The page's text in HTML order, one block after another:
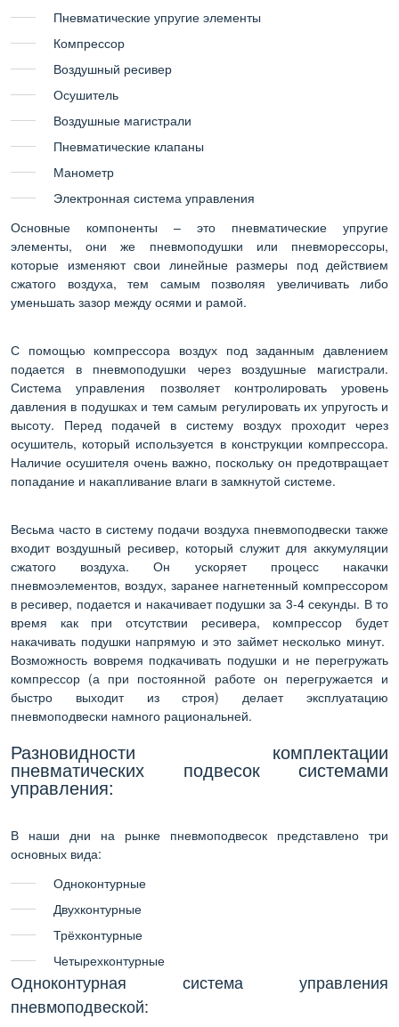
Пневматические упругие элементы
Компрессор
Воздушный ресивер
Осушитель
Воздушные магистрали
Пневматические клапаны
Манометр
Электронная система управления
Основные компоненты – это пневматические упругие
элементы, они же пневмоподушки или пневморессоры,
которые изменяют свои линейные размеры под действием
сжатого воздуха, тем самым позволяя увеличивать либо
уменьшать зазор между осями и рамой.
С помощью компрессора воздух под заданным давлением
подается в пневмоподушки через воздушные магистрали.
Система управления позволяет контролировать уровень
давления в подушках и тем самым регулировать их упругость и
высоту. Перед подачей в систему воздух проходит через
осушитель, который используется в конструкции компрессора.
Наличие осушителя очень важно, поскольку он предотвращает
попадание и накапливание влаги в замкнутой системе.
Весьма часто в систему подачи воздуха пневмоподвески также
входит воздушный ресивер, который служит для аккумуляции
сжатого воздуха. Он ускоряет процесс накачки
пневмоэлементов, воздух, заранее нагнетенный компрессором
в ресивер, подается и накачивает подушки за 3-4 секунды. В то
время как при отсутствии ресивера, компрессор будет
накачивать подушки напрямую и это займет несколько минут.
Возможность вовремя подкачивать подушки и не перегружать
компрессор (а при постоянной работе он перегружается и
быстро выходит из строя) делает эксплуатацию
пневмоподвески намного рациональней.
Разновидности комплектации
пневматических подвесок системами
управления:
В наши дни на рынке пневмоподвесок представлено три
основных вида:
Одноконтурные
Двухконтурные
Трёхконтурные
Четырехконтурные
Одноконтурная система управления
пневмоподвеской: